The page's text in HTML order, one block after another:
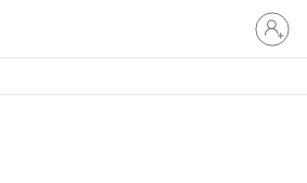
Přihlaste
se
ke
účtu